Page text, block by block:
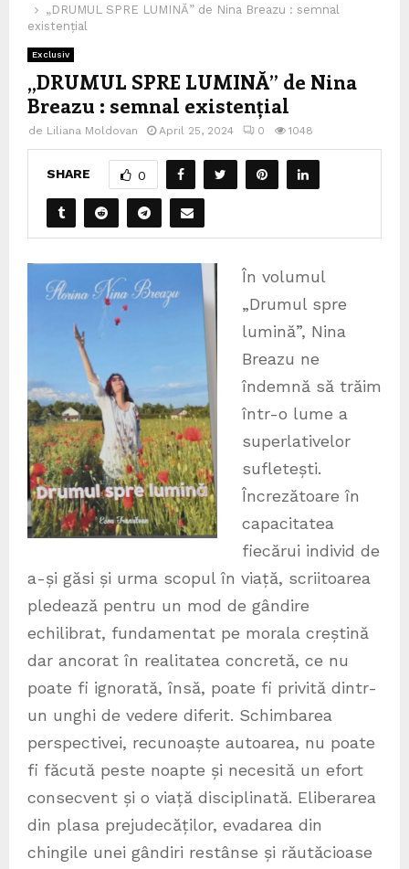
„DRUMUL SPRE LUMINĂ” de Nina Breazu : semnal
existențial
Exclusiv
„DRUMUL SPRE LUMINĂ” de Nina
Breazu : semnal existențial
de Liliana Moldovan April 25, 2024 0 1048
SHARE 0
În volumul
„Drumul spre
lumină”, Nina
Breazu ne
îndemnă să trăim
într-o lume a
superlativelor
sufletești.
Încrezătoare în
capacitatea
fiecărui individ de
a-și găsi și urma scopul în viață, scriitoarea
pledează pentru un mod de gândire
echilibrat, fundamentat pe morala creștină
dar ancorat în realitatea concretă, ce nu
poate fi ignorată, însă, poate fi privită dintr-
un unghi de vedere diferit. Schimbarea
perspectivei, recunoaște autoarea, nu poate
fi făcută peste noapte și necesită un efort
consecvent și o viață disciplinată. Eliberarea
din plasa prejudecăților, evadarea din
chingile unei gândiri restânse și răutăcioase